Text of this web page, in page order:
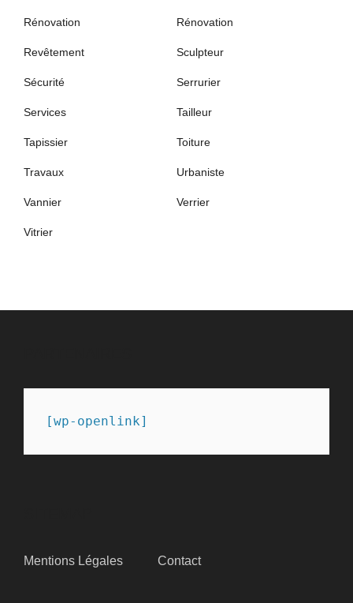
Rénovation Rénovation
Revêtement Sculpteur
Sécurité Serrurier
Services Tailleur
Tapissier Toiture
Travaux Urbaniste
Vannier Verrier
Vitrier
[wp-openlink]
Mentions Légales Contact